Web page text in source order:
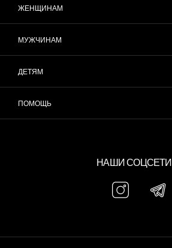
ЖЕНЩИНАМ
МУЖЧИНАМ
ДЕТЯМ
ПОМОЩЬ
НАШИ СОЦСЕТИ